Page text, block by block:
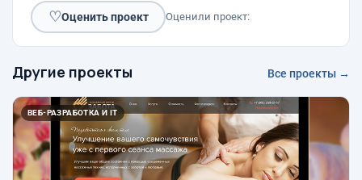
♡Оценить проект Оценили проект:
Другие проекты Все проекты →
ВЕБ-РАЗРАБОТКА И IT